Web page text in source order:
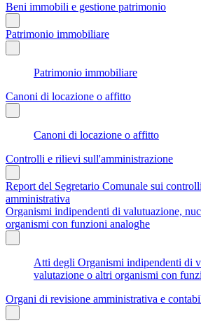
Beni immobili e gestione patrimonio
Patrimonio immobiliare
Patrimonio immobiliare
Canoni di locazione o affitto
Canoni di locazione o affitto
Controlli e rilievi sull'amministrazione
Report del Segretario Comunale sui
amministrativa
Organismi indipendenti di valutuazione,
organismi con funzioni analoghe
Atti degli Organismi indipendenti di
valutazione o altri organismi con
Organi di revisione amministrativa e